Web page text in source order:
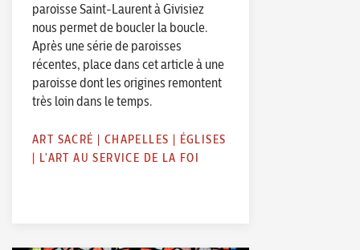
paroisse Saint-Laurent à Givisiez
nous permet de boucler la boucle.
Après une série de paroisses
récentes, place dans cet article à une
paroisse dont les origines remontent
très loin dans le temps.
ART SACRÉ | CHAPELLES | ÉGLISES
| L'ART AU SERVICE DE LA FOI